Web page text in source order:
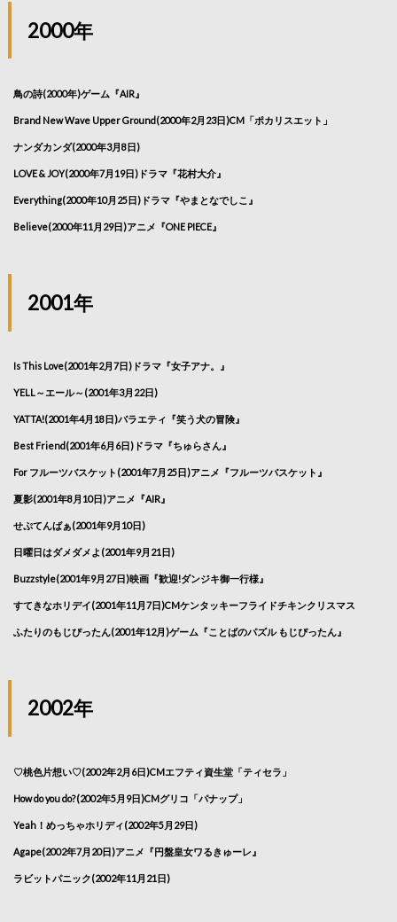
2000年
鳥の詩(2000年)ゲーム『AIR』
Brand New Wave Upper Ground(2000年2月23日)CM「ポカリスエット」
ナンダカンダ(2000年3月8日)
LOVE & JOY(2000年7月19日)ドラマ『花村大介』
Everything(2000年10月25日)ドラマ『やまとなでしこ』
Believe(2000年11月29日)アニメ『ONE PIECE』
2001年
Is This Love(2001年2月7日)ドラマ『女子アナ。』
YELL～エール～(2001年3月22日)
YATTA!(2001年4月18日)バラエティ『笑う犬の冒険』
Best Friend(2001年6月6日)ドラマ『ちゅらさん』
For フルーツバスケット(2001年7月25日)アニメ『フルーツバスケット』
夏影(2001年8月10日)アニメ『AIR』
せぷてんばぁ(2001年9月10日)
日曜日はダメダメよ(2001年9月21日)
Buzzstyle(2001年9月27日)映画『歓迎!ダンジキ御一行様』
すてきなホリデイ(2001年11月7日)CMケンタッキーフライドチキンクリスマス
ふたりのもじぴったん(2001年12月)ゲーム『ことばのパズル もじぴったん』
2002年
♡桃色片想い♡(2002年2月6日)CMエフティ資生堂「ティセラ」
How do you do?(2002年5月9日)CMグリコ「パナップ」
Yeah！めっちゃホリディ(2002年5月29日)
Agape(2002年7月20日)アニメ『円盤皇女ワるきゅーレ』
ラビットパニック(2002年11月21日)